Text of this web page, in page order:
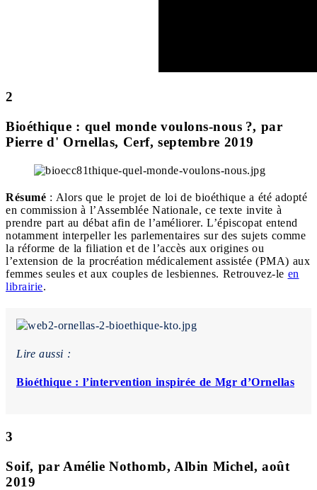
2
Bioéthique : quel monde voulons-nous ?, par
Pierre d' Ornellas, Cerf, septembre 2019
Résumé : Alors que le projet de loi de bioéthique a été adopté
en commission à l’Assemblée Nationale, ce texte invite à
prendre part au débat afin de l’améliorer. L’épiscopat entend
notamment interpeller les parlementaires sur des sujets comme
la réforme de la filiation et de l’accès aux origines ou
l’extension de la procréation médicalement assistée (PMA) aux
femmes seules et aux couples de lesbiennes. Retrouvez-le en
librairie.
Lire aussi :
Bioéthique : l’intervention inspirée de Mgr d’Ornellas
3
Soif, par Amélie Nothomb, Albin Michel, août
2019